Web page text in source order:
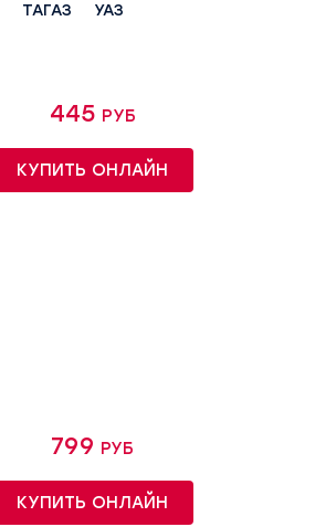
ТАГАЗ УАЗ
445 руб
КУПИТЬ ОНЛАЙН
799 руб
КУПИТЬ ОНЛАЙН